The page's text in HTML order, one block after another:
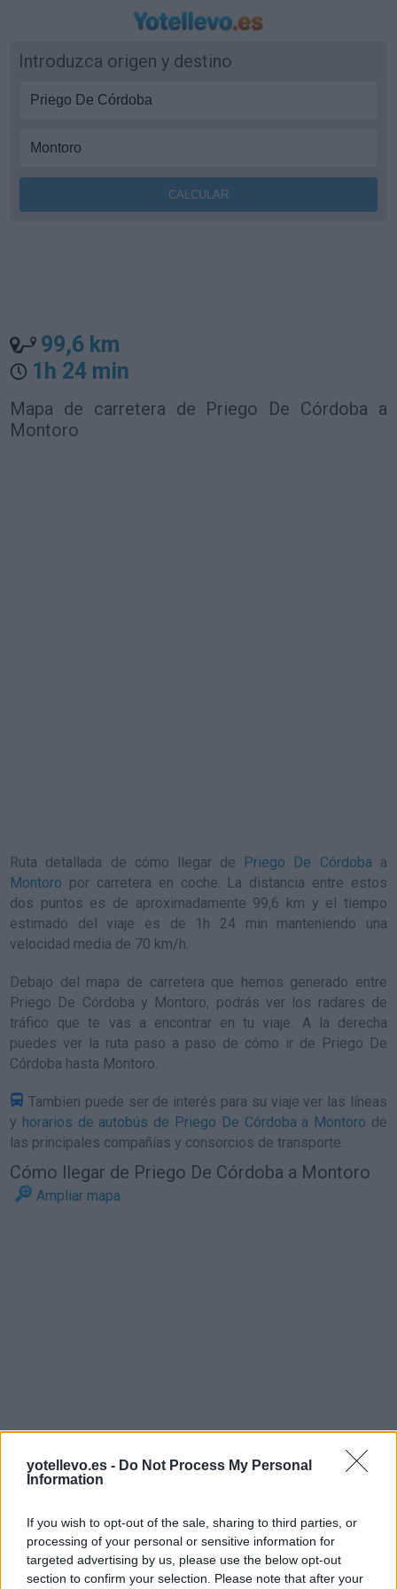
yotellevo.es - Do Not Process My Personal
Information
If you wish to opt-out of the sale, sharing to third parties, or
processing of your personal or sensitive information for
targeted advertising by us, please use the below opt-out
section to confirm your selection. Please note that after your
Introduzca origen y destino
99,6 km
1h 24 min
Mapa de carretera de Priego De Córdoba a
Montoro
Ruta detallada de cómo llegar de Priego De Córdoba a
Montoro por carretera en coche. La distancia entre estos
dos puntos es de aproximadamente 99,6 km y el tiempo
estimado del viaje es de 1h 24 min manteniendo una
velocidad media de 70 km/h.
Debajo del mapa de carretera que hemos generado entre
Priego De Córdoba y Montoro, podrás ver los radares de
tráfico que te vas a encontrar en tu viaje. A la derecha
puedes ver la ruta paso a paso de cómo ir de Priego De
Córdoba hasta Montoro.
Tambien puede ser de interés para su viaje ver las líneas
y horarios de autobús de Priego De Córdoba a Montoro de
las principales compañías y consorcios de transporte.
Cómo llegar de Priego De Córdoba a Montoro
Ampliar mapa